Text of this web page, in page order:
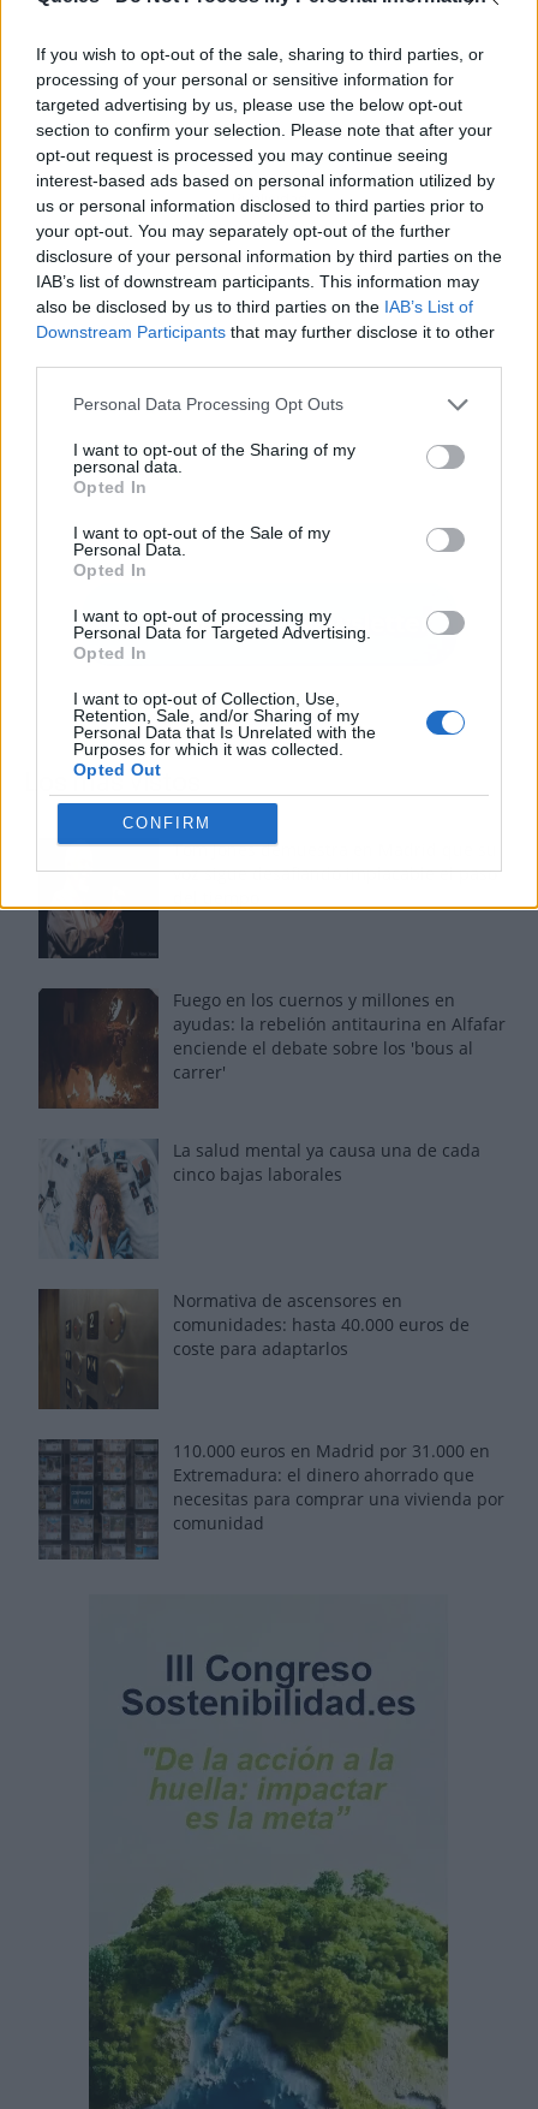
If you wish to opt-out of the sale, sharing to third parties, or
processing of your personal or sensitive information for
targeted advertising by us, please use the below opt-out
section to confirm your selection. Please note that after your
opt-out request is processed you may continue seeing
interest-based ads based on personal information utilized by
us or personal information disclosed to third parties prior to
your opt-out. You may separately opt-out of the further
disclosure of your personal information by third parties on the
IAB’s list of downstream participants. This information may
also be disclosed by us to third parties on the IAB’s List of
Downstream Participants that may further disclose it to other
Personal Data Processing Opt Outs
I want to opt-out of the Sharing of my
personal data.
Opted In
I want to opt-out of the Sale of my
Personal Data.
Opted In
I want to opt-out of processing my
Personal Data for Targeted Advertising.
Opted In
I want to opt-out of Collection, Use,
Retention, Sale, and/or Sharing of my
Personal Data that Is Unrelated with the
Purposes for which it was collected.
Opted Out
CONFIRM
Publicidad
Los más vistos
Tom Jones demuestra en Madrid que su
voz sigue desafiando implacable el paso
Fuego en los cuernos y millones en
ayudas: la rebelión antitaurina en Alfafar
enciende el debate sobre los 'bous al
carrer'
La salud mental ya causa una de cada
cinco bajas laborales
Normativa de ascensores en
comunidades: hasta 40.000 euros de
coste para adaptarlos
110.000 euros en Madrid por 31.000 en
Extremadura: el dinero ahorrado que
necesitas para comprar una vivienda por
comunidad